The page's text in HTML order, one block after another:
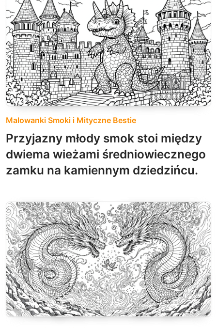
Malowanki Smoki i Mityczne Bestie
Przyjazny młody smok stoi między
dwiema wieżami średniowiecznego
zamku na kamiennym dziedzińcu.